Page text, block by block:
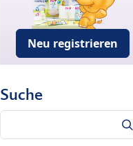
Neu registrieren
Suche